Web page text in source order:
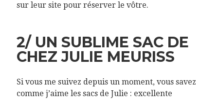
sur leur site pour réserver le vôtre.
2/ UN SUBLIME SAC DE
CHEZ JULIE MEURISS
Si vous me suivez depuis un moment, vous savez
comme j’aime les sacs de Julie : excellente